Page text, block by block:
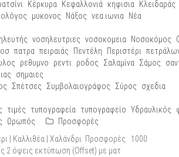
Κέρκυρα Κεφαλλονιά κηφισια
Κλειδαράς
μυκονος Νάξος νεα ιωνια
Νέα
νοσηλευτριες νοσοκομεια Νοσοκόμος
πατρα πειραιάς Πεντέλη Περιστέρι
ρεθυμνο ρεντι ροδος Σαλαμίνα Σάμος
σημαιες
Σπέτσες Συμβολαιογράφος Σύρος
σχεδια
τιμές τυπογραφεία τυπογραφείο Υδραυλικός
Ωρωπός
Προσφορές
| Καλλιθέα | Χαλάνδρι Προσφορές: 1000
2 όψεις εκτύπωση (Offset) με ματ